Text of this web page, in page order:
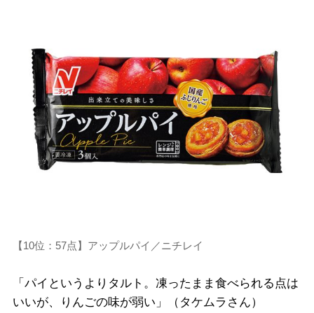
【10位：57点】アップルパイ／ニチレイ
「パイというよりタルト。凍ったまま食べられる点は
いいが、りんごの味が弱い」（タケムラさん）